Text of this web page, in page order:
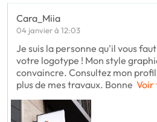
Cara_Miia
04 janvier à 12:03
Je suis la personne qu'il vous
votre logotype ! Mon style
convaincre. Consultez mon
plus de mes travaux. Bonne Voir